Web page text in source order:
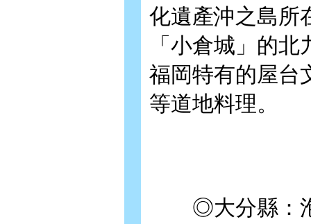
化遺產沖之島所
「小倉城」的
福岡特有的屋台
等道地料理。
◎大分縣：泡